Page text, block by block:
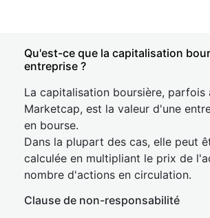
Qu'est-ce que la capitalisation
entreprise ?
La capitalisation boursière, parfois
Marketcap, est la valeur d'une
en bourse.
Dans la plupart des cas, elle peut
calculée en multipliant le prix de
nombre d'actions en circulation.
Clause de non-responsabilité